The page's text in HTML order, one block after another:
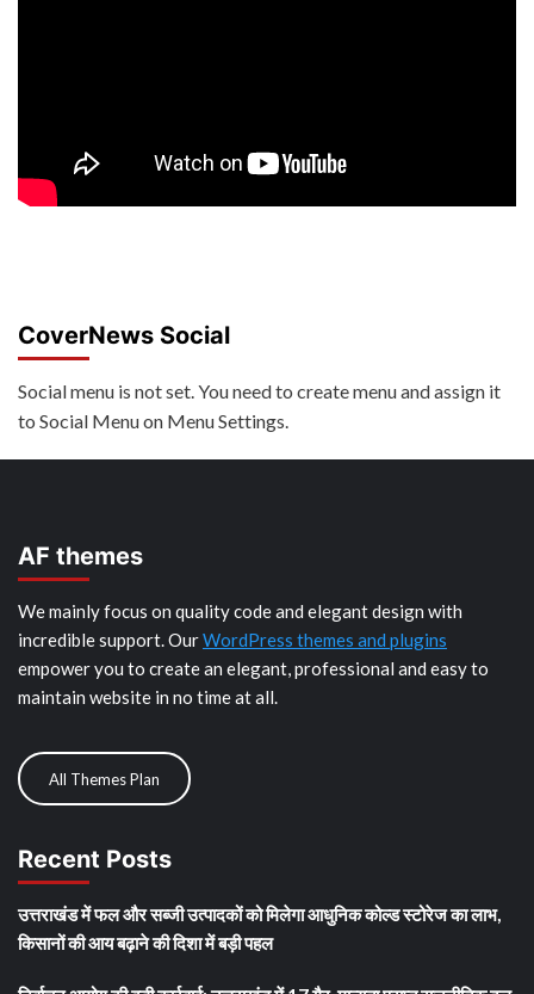
CoverNews Social
Social menu is not set. You need to create menu and assign it
to Social Menu on Menu Settings.
AF themes
We mainly focus on quality code and elegant design with
incredible support. OurWordPress themes and plugins
empower you to create an elegant, professional and easy to
maintain website in no time at all.
All Themes Plan
Recent Posts
उत्तराखंड में फल और सब्जी उत्पादकों को मिलेगा आधुनिक कोल्ड स्टोरेज का लाभ,
किसानों की आय बढ़ाने की दिशा में बड़ी पहल